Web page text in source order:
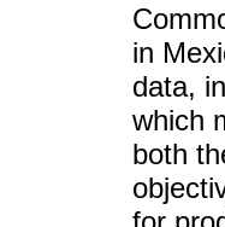
in
data,
which
both